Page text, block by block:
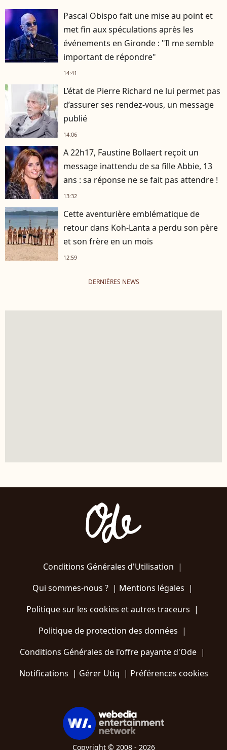
Pascal Obispo fait une mise au point et
met fin aux spéculations après les
événements en Gironde : "Il me semble
important de répondre"
14:41
L’état de Pierre Richard ne lui permet pas
d’assurer ses rendez-vous, un message
publié
14:06
A 22h17, Faustine Bollaert reçoit un
message inattendu de sa fille Abbie, 13
ans : sa réponse ne se fait pas attendre !
13:32
Cette aventurière emblématique de
retour dans Koh-Lanta a perdu son père
et son frère en un mois
12:59
DERNIÈRES NEWS
Conditions Générales d'Utilisation |
Qui sommes-nous ?| Mentions légales |
Politique sur les cookies et autres traceurs |
Politique de protection des données |
Conditions Générales de l'offre payante d'Ode |
Notifications | Gérer Utiq | Préférences cookies
Copyright © 2008 - 2026